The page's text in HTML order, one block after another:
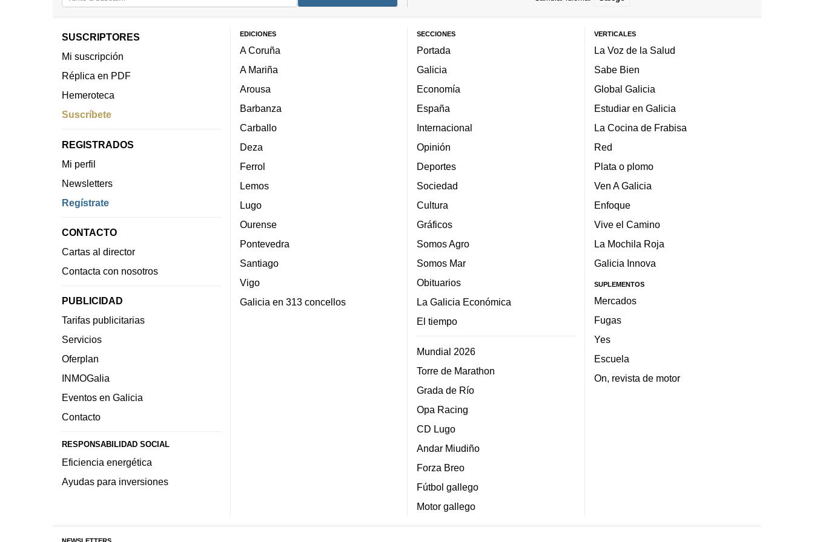
SUSCRIPTORES
Mi suscripción
Réplica en PDF
Hemeroteca
Suscríbete
REGISTRADOS
Mi perfil
Newsletters
Regístrate
CONTACTO
Cartas al director
Contacta con nosotros
PUBLICIDAD
Tarifas publicitarias
Servicios
Oferplan
INMOGalia
Eventos en Galicia
Contacto
RESPONSABILIDAD SOCIAL
Eficiencia energética
Ayudas para inversiones
EDICIONES
A Coruña
A Mariña
Arousa
Barbanza
Carballo
Deza
Ferrol
Lemos
Lugo
Ourense
Pontevedra
Santiago
Vigo
Galicia en 313 concellos
SECCIONES
Portada
Galicia
Economía
España
Internacional
Opinión
Deportes
Sociedad
Cultura
Gráficos
Somos Agro
Somos Mar
Obituarios
La Galicia Económica
El tiempo
Mundial 2026
Torre de Marathon
Grada de Río
Opa Racing
CD Lugo
Andar Miudiño
Forza Breo
Fútbol gallego
Motor gallego
VERTICALES
La Voz de la Salud
Sabe Bien
Global Galicia
Estudiar en Galicia
La Cocina de Frabisa
Red
Plata o plomo
Ven A Galicia
Enfoque
Vive el Camino
La Mochila Roja
Galicia Innova
SUPLEMENTOS
Mercados
Fugas
Yes
Escuela
On, revista de motor
NEWSLETTERS